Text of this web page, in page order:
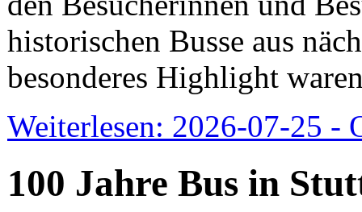
historischen Busse aus
besonderes Highlight
Weiterlesen: 2026-07-25 -
100 Jahre Bus in